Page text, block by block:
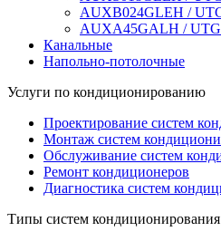
AUXB024GLEH /
AUXA45GALH /
Канальные
Напольно-потолочные
Услуги по кондиционированию
Проектирование систем
Монтаж систем
Обслуживание систем
Ремонт кондиционеров
Диагностика систем
Типы систем кондиционирования